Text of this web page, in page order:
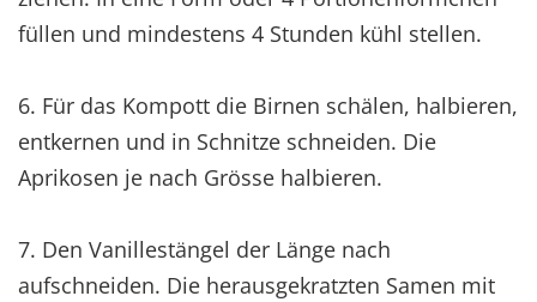
füllen und mindestens 4 Stunden kühl stellen.
6. Für das Kompott die Birnen schälen, halbieren,
entkernen und in Schnitze schneiden. Die
Aprikosen je nach Grösse halbieren.
7. Den Vanillestängel der Länge nach
aufschneiden. Die herausgekratzten Samen mit